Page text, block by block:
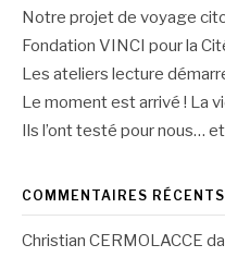
Notre projet de voyage
Fondation VINCI pour la
Les ateliers lecture
Le moment est arrivé ! La
Ils l’ont testé pour nous…
COMMENTAIRES RÉCENTS
Christian CERMOLACCE